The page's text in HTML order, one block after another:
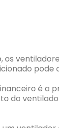
os
pode
é a
do